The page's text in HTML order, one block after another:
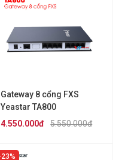
Gateway 8 cổng FXS
Yeastar TA800
5.550.000đ
4.550.000đ
23%